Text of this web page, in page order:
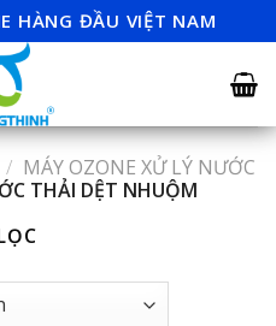
HÀNG ĐẦU VIỆT NAM
/ MÁY OZONE XỬ LÝ NƯỚC
THẢI DỆT NHUỘM